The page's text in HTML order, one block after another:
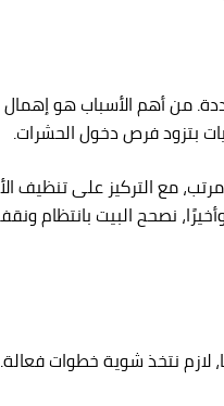
من أهم الأسباب هو إهمال
بتزود فرص دخول الحشرات.
مع التركيز على تنظيف
نصحح البيت
نتخذ شوية خطوات فعالة.